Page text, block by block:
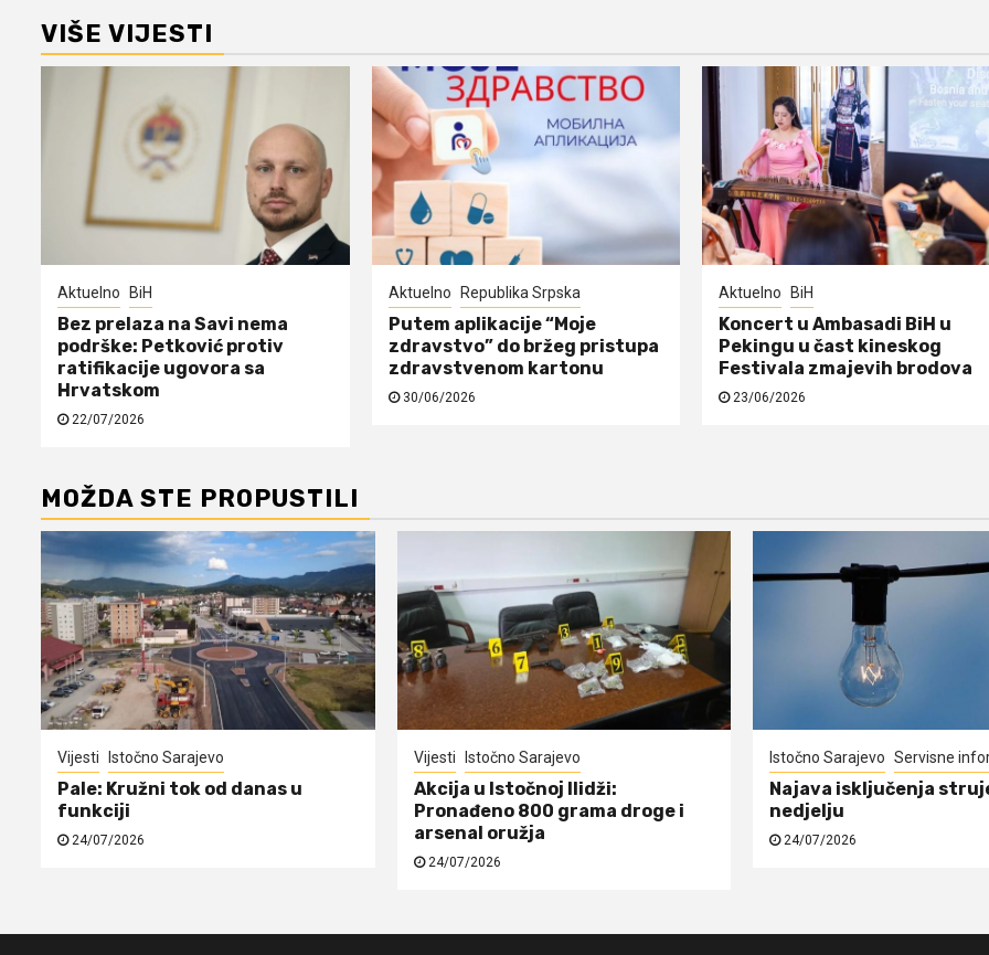
VIŠE VIJESTI
Aktuelno BiH
Bez prelaza na Savi nema
podrške: Petković protiv
ratifikacije ugovora sa
Hrvatskom
22/07/2026
Aktuelno Republika Srpska
Putem aplikacije “Moje
zdravstvo” do bržeg pristupa
zdravstvenom kartonu
30/06/2026
Aktuelno BiH
Koncert u Ambasadi BiH u
Pekingu u čast kineskog
Festivala zmajevih brodova
23/06/2026
MOŽDA STE PROPUSTILI
Vijesti Istočno Sarajevo
Pale: Kružni tok od danas u
funkciji
24/07/2026
Vijesti Istočno Sarajevo
Akcija u Istočnoj Ilidži:
Pronađeno 800 grama droge i
arsenal oružja
24/07/2026
Istočno Sarajevo Servisne
Najava isključenja
nedjelju
24/07/2026